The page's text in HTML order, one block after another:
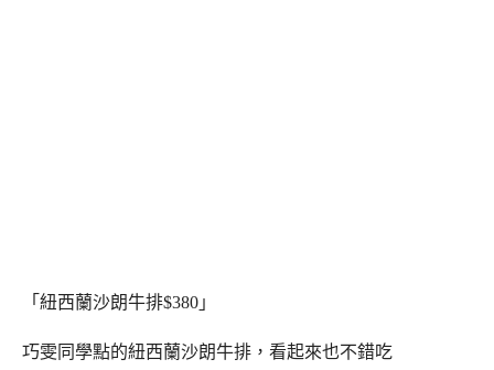
「紐西蘭沙朗牛排$380」
巧雯同學點的紐西蘭沙朗牛排，看起來也不錯吃